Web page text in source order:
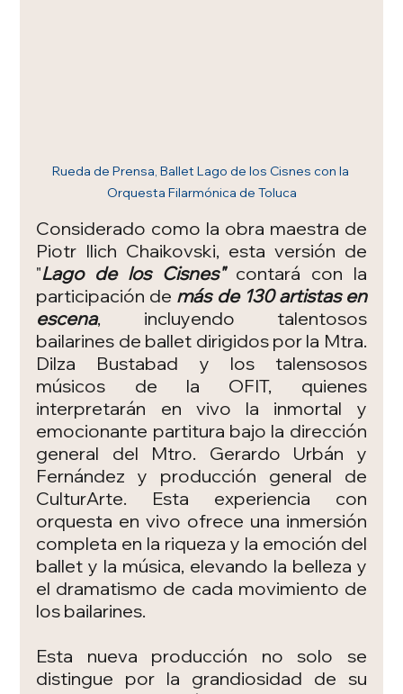
Rueda de Prensa, Ballet Lago de los Cisnes con la
Orquesta Filarmónica de Toluca
Considerado como la obra maestra de
Piotr Ilich Chaikovski, esta versión de
"Lago de los Cisnes" contará con la
participación de más de 130 artistas en
escena, incluyendo talentosos
bailarines de ballet dirigidos por la Mtra.
Dilza Bustabad y los talensosos
músicos de la OFIT, quienes
interpretarán en vivo la inmortal y
emocionante partitura bajo la dirección
general del Mtro. Gerardo Urbán y
Fernández y producción general de
CulturArte. Esta experiencia con
orquesta en vivo ofrece una inmersión
completa en la riqueza y la emoción del
ballet y la música, elevando la belleza y
el dramatismo de cada movimiento de
los bailarines.
Esta nueva producción no solo se
distingue por la grandiosidad de su